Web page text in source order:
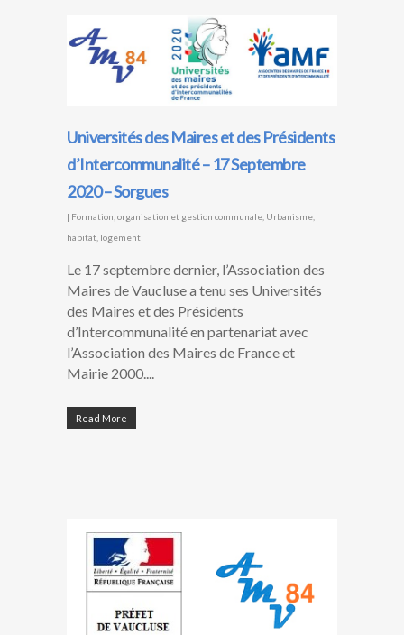
Universités des Maires et des Présidents
d’Intercommunalité – 17 Septembre
2020 – Sorgues
| Formation,organisation et gestion communale, Urbanisme,
habitat, logement
Le 17 septembre dernier, l’Association des
Maires de Vaucluse a tenu ses Universités
des Maires et des Présidents
d’Intercommunalité en partenariat avec
l’Association des Maires de France et
Mairie 2000....
Read More